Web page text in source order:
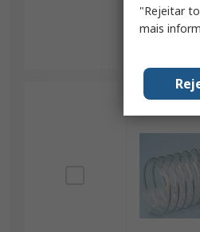
"Rejeitar
mais